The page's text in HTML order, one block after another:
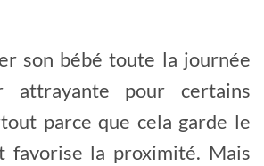
son bébé toute la journée
attrayante pour certains
parce que cela garde le
favorise la proximité. Mais